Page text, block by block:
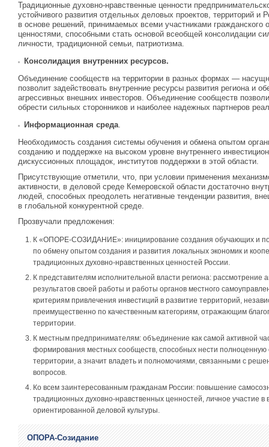
Традиционные духовно-нравственные ценности
устойчивого развития отдельных деловых проектов, территорий
в основе решений, принимаемых всеми участниками
ценностями, способными стать основой всеобщей консолидации
личности, традиционной семьи, патриотизма.
Консолидация внутренних ресурсов.
Объединение сообществ на территории в разных формах —
позволит задействовать внутренние ресурсы развития региона и
агрессивных внешних инвесторов. Объединение сообществ
обрести сильных сторонников и наиболее надежных партнеров
Информационная среда.
Необходимость создания системы обучения и обмена опытом
созданию и поддержке на высоком уровне внутреннего
дискуссионных площадок, институтов поддержки в этой области.
Присутствующие отметили, что, при условии применения
активности, в деловой среде Кемеровской области достаточно
людей, способных преодолеть негативные тенденции развития,
в глобальной конкурентной среде.
Прозвучали предложения:
К «ОПОРЕ-СОЗИДАНИЕ»: инициирование создания обучающих и
по обмену опытом создания и развития локальных экономик и
традиционных духовно-нравственных ценностей России.
К представителям исполнительной власти региона: рассмотрение
результатов своей работы и работы органов местного
критериям привлечения инвестиций в развитие территорий,
преимущественно по качественным категориям, отражающим
территории.
К местным предпринимателям: объединение как самой активной
формирования местных сообществ, способных нести полноценную
территории, а значит владеть и полномочиями, связанными с
вопросов.
Ко всем заинтересованным гражданам России: повышение
традиционных духовно-нравственных ценностей, личное участие
ориентированной деловой культуры.
ОПОРА-Созидание